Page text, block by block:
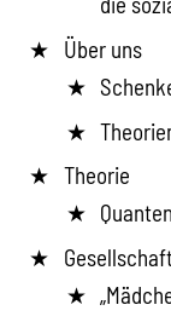
Über uns
Theorie